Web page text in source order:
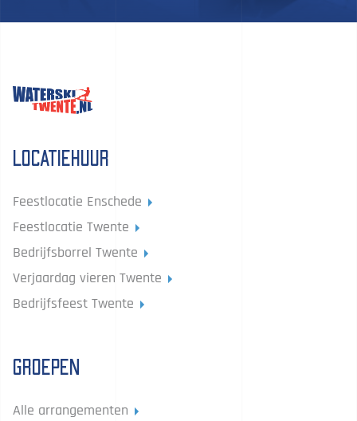
Locatiehuur
Feestlocatie Enschede
Feestlocatie Twente
Bedrijfsborrel Twente
Verjaardag vieren Twente
Bedrijfsfeest Twente
Groepen
Alle arrangementen